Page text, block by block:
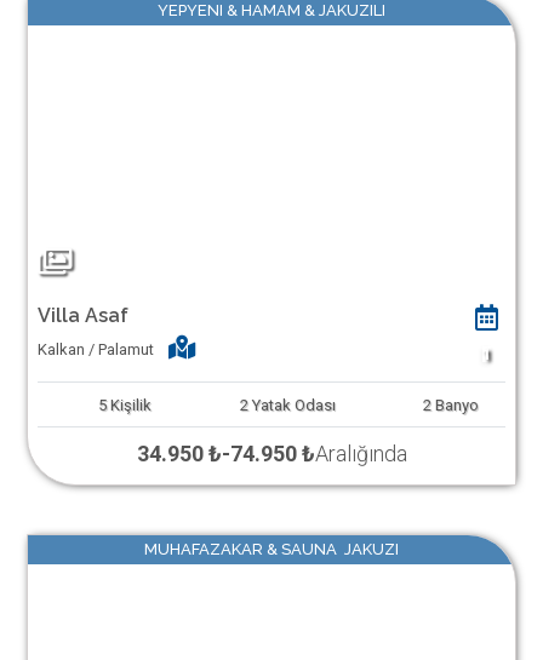
YEPYENI & HAMAM & JAKUZILI
Villa Asaf
Kalkan / Palamut 1
5 Kişilik 2 Yatak Odası 2 Banyo
34.950 ₺-74.950 ₺Aralığında
MUHAFAZAKAR & SAUNA JAKUZI